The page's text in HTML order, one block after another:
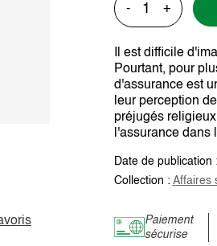
- +
Il est difficile
Pourtant, pour
d'assurance est
leur perception
préjugés
l'assurance dans
Date de publication :
Collection : Affaires
Paiement
sécurise